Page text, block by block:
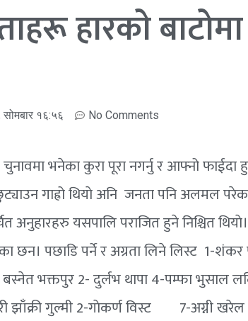
हारकाे
१६:५६ No Comments
भनेका कुरा पूरा नगर्नु र आफ्नो
गाह्रो थियाे अनि जनता पनि अलमल
यसपालि पराजित हुने निश्चित
पछाडि पर्ने र अग्रता लिने लिस्ट 1-शंकर
भक्तपुर 2- दुर्लभ थापा 4-पम्फा भुसाल
झाँक्री गुल्मी 2-गाेकर्ण विस्ट 7-अग्नी खरेल